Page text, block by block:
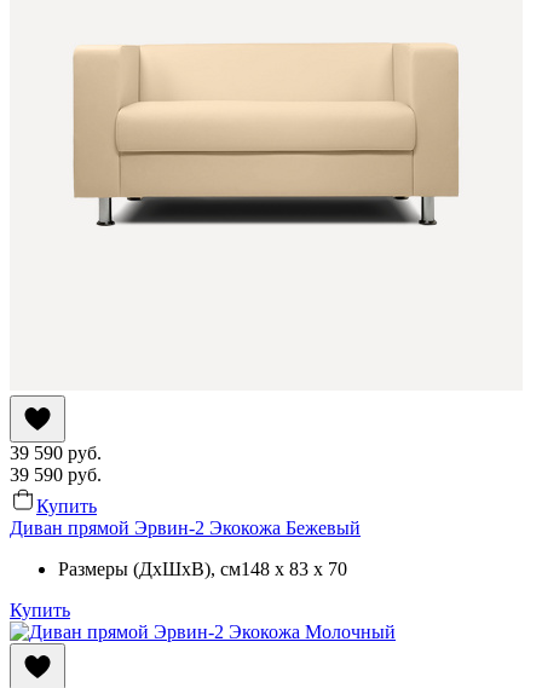
39 590 руб.
39 590 руб.
Купить
Диван прямой Эрвин-2 Экокожа Бежевый
Размеры (ДхШхВ), см148 x 83 x 70
Купить